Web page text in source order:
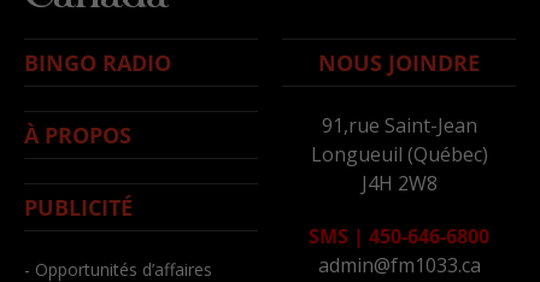
BINGO RADIO
À PROPOS
PUBLICITÉ
- Opportunités d’affaires
NOUS JOINDRE
91,rue Saint-Jean
Longueuil (Québec)
J4H 2W8
SMS | 450-646-6800
admin@fm1033.ca